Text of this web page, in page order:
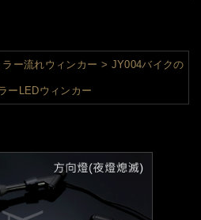
ー流れウィンカー JY004バイクの
ーLEDウィンカー